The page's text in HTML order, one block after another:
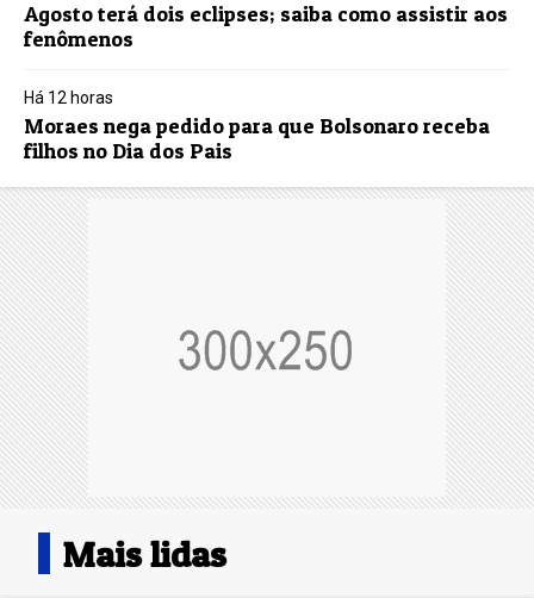
Agosto terá dois eclipses; saiba como assistir aos
fenômenos
Há 12 horas
Moraes nega pedido para que Bolsonaro receba
filhos no Dia dos Pais
Mais lidas